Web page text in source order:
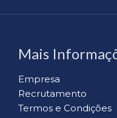
Mais
Empresa
Recrutamento
Termos e Condições